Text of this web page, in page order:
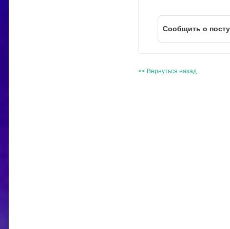
Cообщить о
<< Вернуться назад